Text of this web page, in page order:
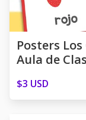
Posters
Aula de
$3 USD